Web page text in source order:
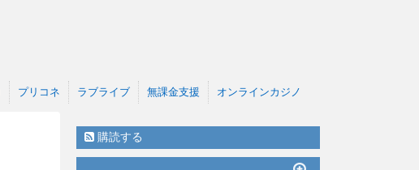
プリコネ ラブライブ 無課金支援 オンラインカジノ
購読する